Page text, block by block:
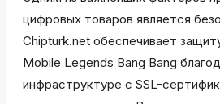
цифровых товаров является
Chipturk.net обеспечивает
Mobile Legends Bang Bang
инфраструктуре с SSL-